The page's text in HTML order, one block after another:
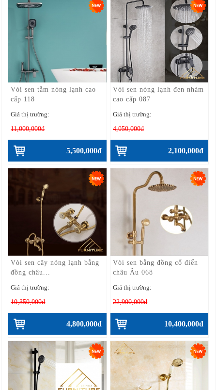
Vòi sen tắm nóng lạnh cao
cấp 118
Giá thị trường:
11,000,000đ
5,500,000đ
Vòi sen nóng lạnh đen nhám
cao cấp 087
Giá thị trường:
4,050,000đ
2,100,000đ
Vòi sen cây nóng lạnh bằng
đồng châu...
Giá thị trường:
10,350,000đ
4,800,000đ
Vòi sen bằng đồng cổ điển
châu Âu 068
Giá thị trường:
22,900,000đ
10,400,000đ